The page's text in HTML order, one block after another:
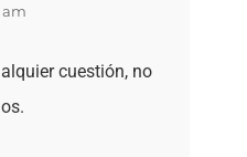
am
cuestión, no